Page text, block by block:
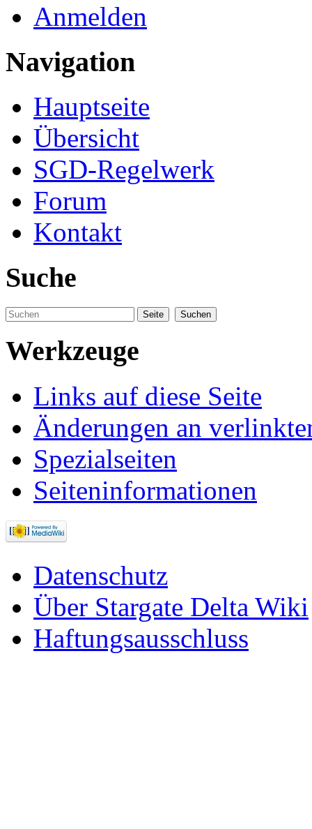
Anmelden
Navigation
Hauptseite
Übersicht
SGD-Regelwerk
Forum
Kontakt
Suche
Werkzeuge
Links auf diese Seite
Änderungen an
Spezialseiten
Seiten­informationen
Datenschutz
Über Stargate Delta Wiki
Haftungsausschluss